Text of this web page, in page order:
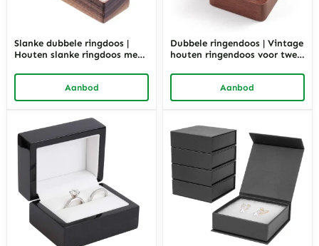
Slanke dubbele ringdoos |
Houten slanke ringdoos met
Aanbod
Dubbele ringendoos | Vintage
houten ringendoos voor twee
Aanbod